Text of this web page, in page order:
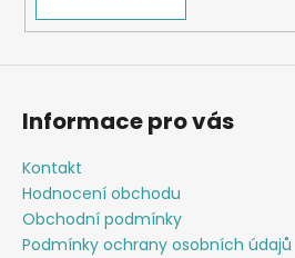
y
Informace pro vás
Kontakt
Hodnocení obchodu
Obchodní podmínky
Podmínky ochrany osobních údajů